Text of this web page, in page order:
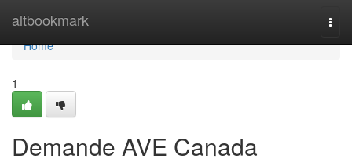
altbookmark
Home
Home
1
Demande AVE Canada